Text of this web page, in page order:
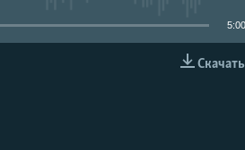
5:00